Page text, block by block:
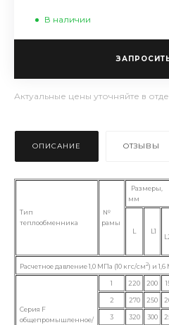
В наличии
Актуальные цены уточняйте в
ОПИСАНИЕ ОТЗЫВЫ
Тип
теплообменника
№
рамы
Размеры,
мм
L L1
Расчетное давление 1,0 МПа (10 кгс/см2) и 1,6
Серия F
общепромышленное/
1 220 200
2 270 250
3 320 300